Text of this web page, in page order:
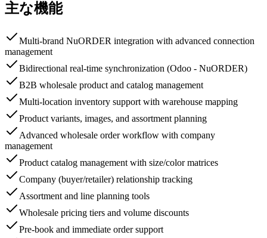
主な機能
Multi-brand NuORDER integration with advanced connection
management
Bidirectional real-time synchronization (Odoo - NuORDER)
B2B wholesale product and catalog management
Multi-location inventory support with warehouse mapping
Product variants, images, and assortment planning
Advanced wholesale order workflow with company
management
Product catalog management with size/color matrices
Company (buyer/retailer) relationship tracking
Assortment and line planning tools
Wholesale pricing tiers and volume discounts
Pre-book and immediate order support